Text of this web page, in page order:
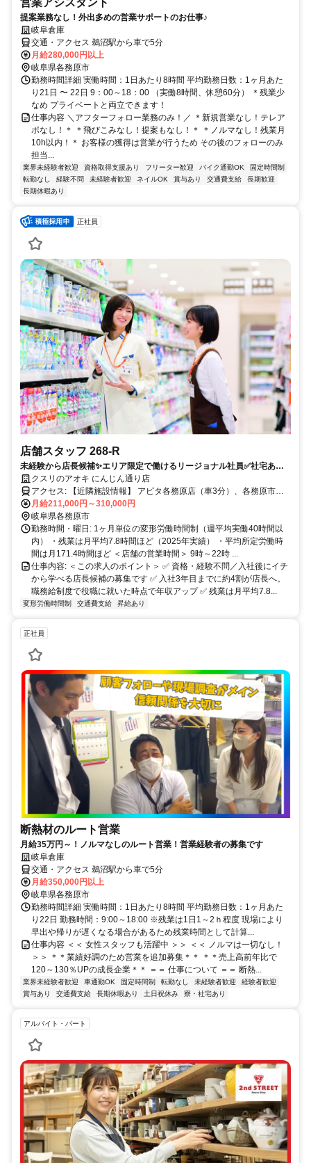
営業アシスタント
提案業務なし！外出多めの営業サポートのお仕事♪
岐阜倉庫
交通・アクセス 鵜沼駅から車で5分
月給280,000円以上
岐阜県各務原市
勤務時間詳細 実働時間：1日あたり8時間 平均勤務日数：1ヶ月あた
り21日 〜 22日 9：00～18：00 （実働8時間、休憩60分） ＊残業少
なめ プライベートと両立できます！
仕事内容 ＼アフターフォロー業務のみ！／ ＊新規営業なし！テレア
ポなし！＊ ＊飛びこみなし！提案もなし！＊ ＊ノルマなし！残業月
10h以内！＊ お客様の獲得は営業が行うため その後のフォローのみ
担当...
業界未経験者歓迎 資格取得支援あり フリーター歓迎 バイク通勤OK
固定時間制
転勤なし
経験不問 未経験者歓迎 ネイルOK 賞与あり 交通費支給
長期歓迎
長期休暇あり
正社員
店舗スタッフ 268-R
未経験から店長候補✨エリア限定で働けるリージョナル社員✅社宅あり
｜残業月7.8h
クスリのアオキ にんじん通り店
アクセス: 【近隣施設情報】 アピタ各務原店（車3分）、各務原市民
公園（車5分）、航空自衛隊岐阜基地（車5分） 【近隣学校情報】 中
部学院大学（車10分）
月給211,000円～310,000円
岐阜県各務原市
勤務時間・曜日: 1ヶ月単位の変形労働時間制（週平均実働40時間以
内） ・残業は月平均7.8時間ほど（2025年実績） ・平均所定労働時
間は月171.4時間ほど ＜店舗の営業時間＞ 9時～22時 ...
仕事内容: ＜この求人のポイント＞ ✅ 資格・経験不問／入社後にイチ
から学べる店長候補の募集です ✅ 入社3年目までに約4割が店長へ。
職務給制度で役職に就いた時点で年収アップ ✅ 残業は月平均7.8...
変形労働時間制 交通費支給 昇給あり
正社員
断熱材のルート営業
月給35万円～！ノルマなしのルート営業！営業経験者の募集です
岐阜倉庫
交通・アクセス 鵜沼駅から車で5分
月給350,000円以上
岐阜県各務原市
勤務時間詳細 実働時間：1日あたり8時間 平均勤務日数：1ヶ月あた
り22日 勤務時間：9:00～18:00 ※残業は1日1～2ｈ程度 現場により
早出や帰りが遅くなる場合があるため残業時間として計算...
仕事内容 ＜＜ 女性スタッフも活躍中 ＞＞ ＜＜ ノルマは一切なし！
＞＞ ＊＊業績好調のため営業を追加募集＊＊ ＊＊売上高前年比で
120～130％UPの成長企業＊＊ ＝＝ 仕事について ＝＝ 断熱...
業界未経験者歓迎 車通勤OK 固定時間制 転勤なし 未経験者歓迎
経験者歓迎
賞与あり
交通費支給 長期休暇あり 土日祝休み 寮・社宅あり
アルバイト・パート